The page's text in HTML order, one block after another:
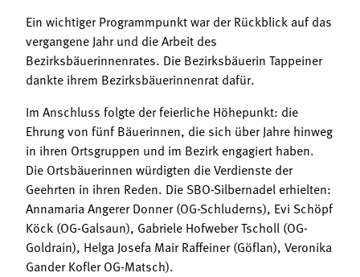
Ein wichtiger Programmpunkt war der Rückblick auf das
vergangene Jahr und die Arbeit des
Bezirksbäuerinnenrates. Die Bezirksbäuerin Tappeiner
dankte ihrem Bezirksbäuerinnenrat dafür.
Im Anschluss folgte der feierliche Höhepunkt: die
Ehrung von fünf Bäuerinnen, die sich über Jahre hinweg
in ihren Ortsgruppen und im Bezirk engagiert haben.
Die Ortsbäuerinnen würdigten die Verdienste der
Geehrten in ihren Reden. Die SBO-Silbernadel erhielten:
Annamaria Angerer Donner (OG-Schluderns), Evi Schöpf
Köck (OG-Galsaun), Gabriele Hofweber Tscholl (OG-
Goldrain), Helga Josefa Mair Raffeiner (Göflan), Veronika
Gander Kofler OG-Matsch).